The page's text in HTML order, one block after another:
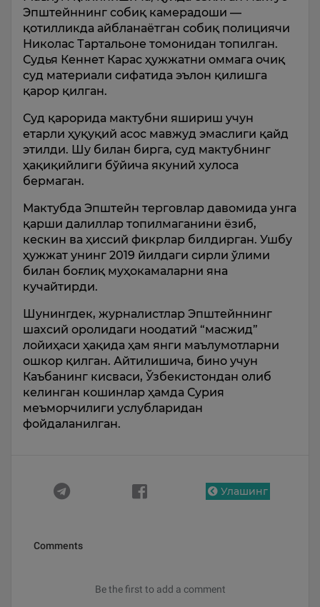
Эпштейннинг собиқ камерадоши —
қотилликда айбланаётган собиқ полициячи
Николас Тартальоне томонидан топилган.
Судья Кеннет Карас ҳужжатни оммага очиқ
суд материали сифатида эълон қилишга
қарор қилган.
Суд қарорида мактубни яшириш учун
етарли ҳуқуқий асос мавжуд эмаслиги қайд
этилди. Шу билан бирга, суд мактубнинг
ҳақиқийлиги бўйича якуний хулоса
бермаган.
Мактубда Эпштейн терговлар давомида унга
қарши далиллар топилмаганини ёзиб,
кескин ва ҳиссий фикрлар билдирган. Ушбу
ҳужжат унинг 2019 йилдаги сирли ўлими
билан боғлиқ муҳокамаларни яна
кучайтирди.
Шунингдек, журналистлар Эпштейннинг
шахсий оролидаги ноодатий “масжид”
лойиҳаси ҳақида ҳам янги маълумотларни
ошкор қилган. Айтилишича, бино учун
Каъбанинг кисваси, Ўзбекистондан олиб
келинган кошинлар ҳамда Сурия
меъморчилиги услубларидан
фойдаланилган.
Улашинг